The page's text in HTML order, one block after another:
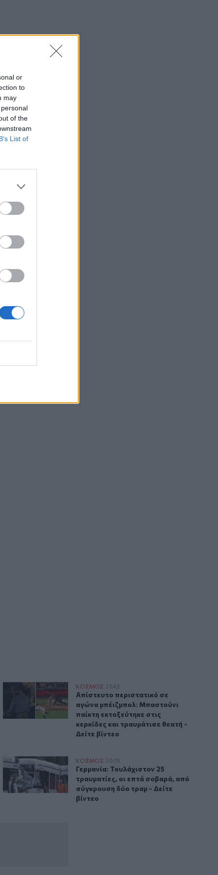
or
to
may
of the
List of
Απίστευτο περιστατικό σε αγώνα
μπέιζμπολ: Μπαστούνι παίκτη
εκτοξεύτηκε στις κερκίδες και
Τουλάχιστον 2 νεκροί και 13 τραυματίες
κοντά στη Δαμασκό – Τουλάχιστον 2 νεκροί και 13
Απίστευτο περιστατικό σε αγώνα μπέιζμπολ: Μπαστούνι
ΚΟΣΜΟΣ 21:43
Απίστευτο περιστατικό σε αγώνα
Απίστευτο περιστατικό σε
αγώνα μπέιζμπολ: Μπαστούνι
παίκτη εκτοξεύτηκε στις
κερκίδες και τραυμάτισε θεατή -
Δείτε βίντεο
ερωτηματικά
δημιουργούν ερωτηματικά
Γερμανία: Τουλάχιστον 25 τραυματίες, οι επτά σοβαρά,
ΚΟΣΜΟΣ 20:15
Γερμανία: Τουλάχιστον 25
Γερμανία: Τουλάχιστον 25
τραυματίες, οι επτά σοβαρά, από
σύγκρουση δύο τραμ - Δείτε
βίντεο